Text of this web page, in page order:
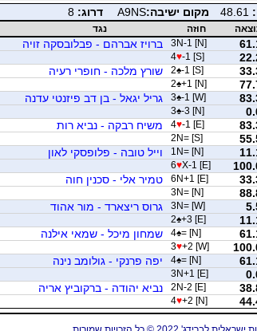
48.61 מקום ישיבה:A9NS דרוג: 8
חוזה
נגד
3N-1 [N] ברויז אברהם - פבלובסקה זויה
4♥-1 [S]
2♠-1 [S] שורץ מלכה - חופרי רעיה
2♠+1 [N]
3♠-1 [W] גריל יגאל - בן דב פיזנטי עדנה
3♠-3 [N]
4♥-1 [E] משיח רבקה - נביא רות
2N= [S]
1N= [N] וייל טובה - פלופסקי לאון
6♥X-1 [E]
6N+1 [E] טמיר אלי - סכנין חוה
3N= [N]
3N= [W] גרוס ריצארד - מור אהוד
2♠+3 [E]
4♠= [N] שמחון מיכל - שמאי אילנה
3♥+2 [W]
4♠= [N] יפה פרנקי - גולומב נינה
3N+1 [E]
2N-2 [E] נביא יהודה - ברקוביץ אריה
4♥+2 [N]